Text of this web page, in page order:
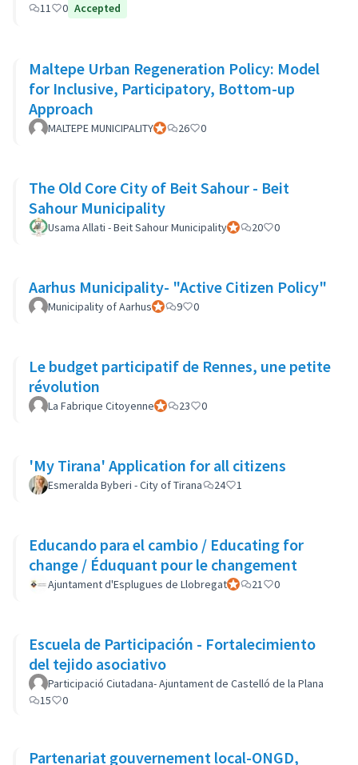
11
0 Accepted
Maltepe Urban Regeneration Policy: Model
for Inclusive, Participatory, Bottom-up
Approach
MALTEPE MUNICIPALITYParticipant officiel
26 0
The Old Core City of Beit Sahour - Beit
Sahour Municipality
Usama Allati - Beit Sahour MunicipalityParticipant officiel
20 0
Aarhus Municipality- "Active Citizen Policy"
Municipality of AarhusParticipant officiel
9 0
Le budget participatif de Rennes, une petite
révolution
La Fabrique CitoyenneParticipant officiel
23 0
'My Tirana' Application for all citizens
Esmeralda Byberi - City of Tirana 24 1
Educando para el cambio / Educating for
change / Éduquant pour le changement
Ajuntament d'Esplugues de LlobregatParticipant officiel
21 0
Escuela de Participación - Fortalecimiento
del tejido asociativo
Participació Ciutadana- Ajuntament de Castelló de la Plana
15
0
Partenariat gouvernement local-ONGD,